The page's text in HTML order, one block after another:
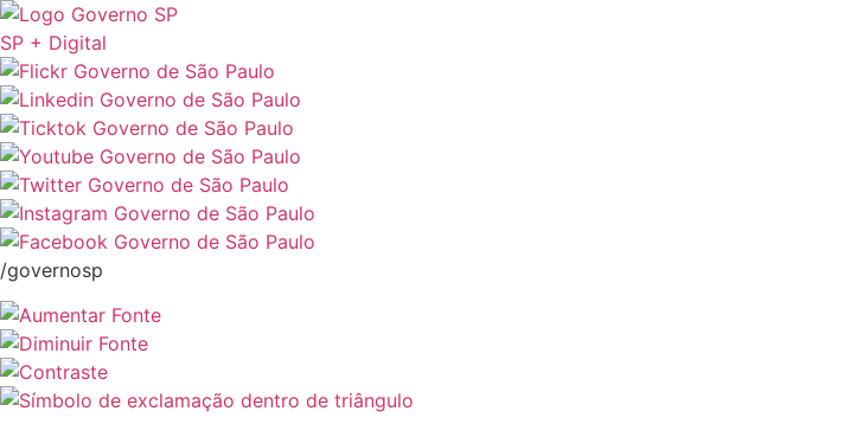
SP + Digital
/governosp